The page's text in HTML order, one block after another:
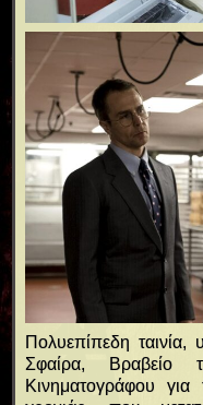
Πολυεπίπεδη
Σφαίρα, Βραβείο
Κινηματογράφου για